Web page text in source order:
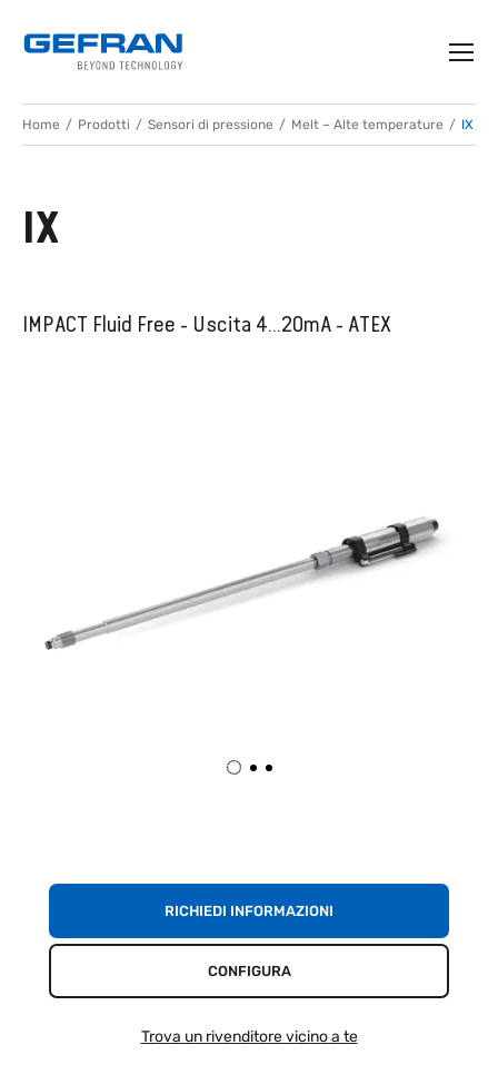
Home Prodotti Sensori di pressione Melt – Alte temperature IX
IX
IMPACT Fluid Free - Uscita 4...20mA - ATEX
RICHIEDI INFORMAZIONI
CONFIGURA
Trova un rivenditore vicino a te